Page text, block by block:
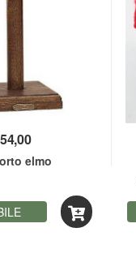
54,00
elmo